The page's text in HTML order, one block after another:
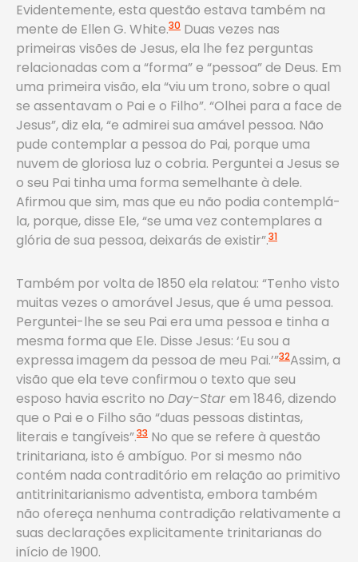
Evidentemente, esta questão estava também na
mente de Ellen G. White.30 Duas vezes nas
primeiras visões de Jesus, ela lhe fez perguntas
relacionadas com a “forma” e “pessoa” de Deus. Em
uma primeira visão, ela “viu um trono, sobre o qual
se assentavam o Pai e o Filho”. “Olhei para a face de
Jesus”, diz ela, “e admirei sua amável pessoa. Não
pude contemplar a pessoa do Pai, porque uma
nuvem de gloriosa luz o cobria. Perguntei a Jesus se
o seu Pai tinha uma forma semelhante à dele.
Afirmou que sim, mas que eu não podia contemplá-
la, porque, disse Ele, “se uma vez contemplares a
glória de sua pessoa, deixarás de existir”.31
Também por volta de 1850 ela relatou: “Tenho visto
muitas vezes o amorável Jesus, que é uma pessoa.
Perguntei-lhe se seu Pai era uma pessoa e tinha a
mesma forma que Ele. Disse Jesus: ‘Eu sou a
expressa imagem da pessoa de meu Pai.’”32Assim, a
visão que ela teve confirmou o texto que seu
esposo havia escrito no Day-Star em 1846, dizendo
que o Pai e o Filho são “duas pessoas distintas,
literais e tangíveis”.33 No que se refere à questão
trinitariana, isto é ambíguo. Por si mesmo não
contém nada contraditório em relação ao primitivo
antitrinitarianismo adventista, embora também
não ofereça nenhuma contradição relativamente a
suas declarações explicitamente trinitarianas do
início de 1900.